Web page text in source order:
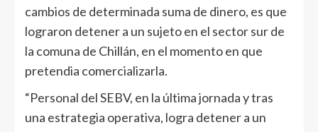
cambios de determinada suma de dinero, es que
lograron detener a un sujeto en el sector sur de
la comuna de Chillán, en el momento en que
pretendia comercializarla.
“Personal del SEBV, en la última jornada y tras
una estrategia operativa, logra detener a un